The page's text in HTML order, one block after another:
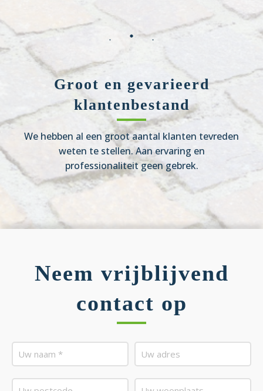
Groot en gevarieerd
klantenbestand
We hebben al een groot aantal klanten tevreden
weten te stellen. Aan ervaring en
professionaliteit geen gebrek.
Neem vrijblijvend
contact op